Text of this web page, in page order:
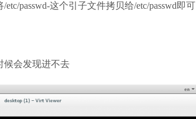
passwd-这个引子文件拷贝给/etc/passwd即可
候会发现进不去